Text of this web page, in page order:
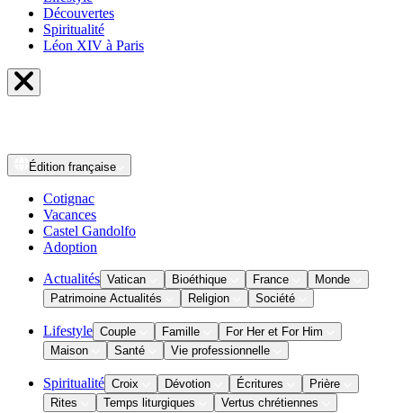
Découvertes
Spiritualité
Léon XIV à Paris
Édition française
Cotignac
Vacances
Castel Gandolfo
Adoption
Actualités Vatican Bioéthique France
Monde
Patrimoine Actualités
Religion Société
Lifestyle Couple Famille
For Her et For Him
Maison
Santé Vie professionnelle
Spiritualité Croix Dévotion Écritures
Prière
Rites
Temps liturgiques Vertus chrétiennes